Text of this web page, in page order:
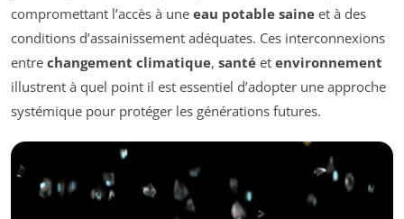
compromettant l’accès à une eau potable saine et à des
conditions d’assainissement adéquates. Ces interconnexions
entre changement climatique, santé et environnement
illustrent à quel point il est essentiel d’adopter une approche
systémique pour protéger les générations futures.